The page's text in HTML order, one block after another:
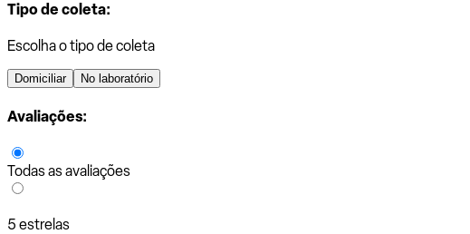
Tipo de coleta:
Escolha o tipo de coleta
Domiciliar No laboratório
Avaliações:
Todas as avaliações
5 estrelas